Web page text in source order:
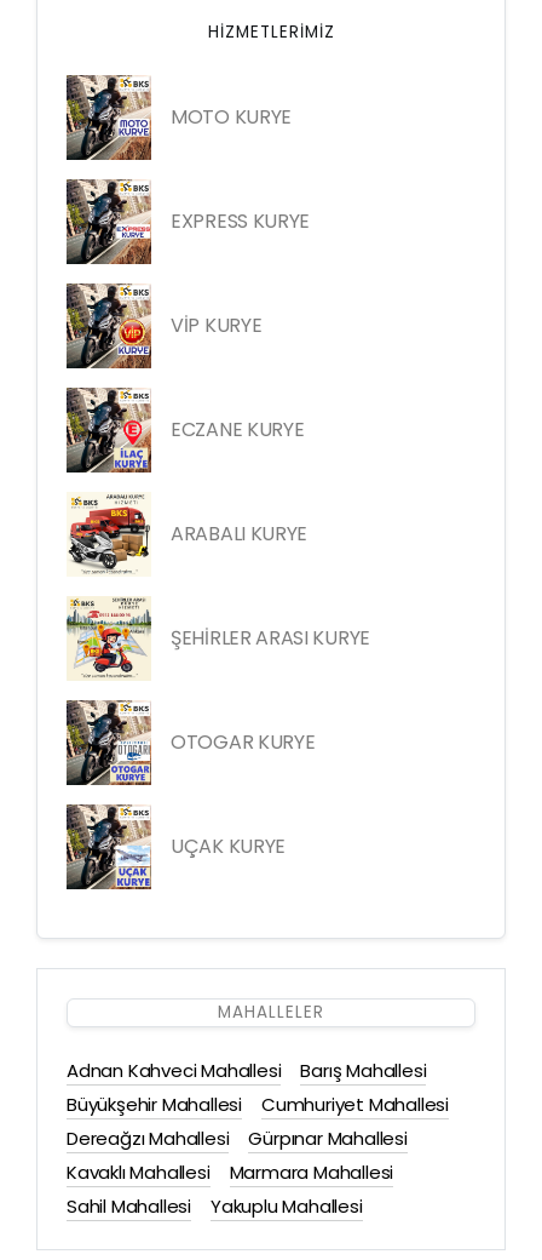
HIZMETLERIMIZ
MOTO KURYE
EXPRESS KURYE
VİP KURYE
ECZANE KURYE
ARABALI KURYE
ŞEHİRLER ARASI KURYE
OTOGAR KURYE
UÇAK KURYE
MAHALLELER
Adnan Kahveci Mahallesi
Barış Mahallesi
Büyükşehir Mahallesi
Cumhuriyet Mahallesi
Dereağzı Mahallesi
Gürpınar Mahallesi
Kavaklı Mahallesi
Marmara Mahallesi
Sahil Mahallesi
Yakuplu Mahallesi